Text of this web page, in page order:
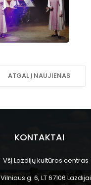
ATGAL Į NAUJIENAS
KONTAKTAI
VšĮ Lazdijų kultūros centras
Vilniaus g. 6, LT 67106 Lazdijai